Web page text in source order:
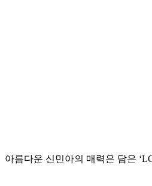
아름다운 신민아의 매력은 담은